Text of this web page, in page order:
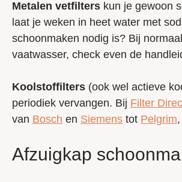
Metalen vetfilters kun je gewoon
laat je weken in heet water met
schoonmaken nodig is? Bij
vaatwasser, check even de
Koolstoffilters (ook wel actieve
periodiek vervangen. Bij Filter
van Bosch en Siemens tot Pelgrim,
Afzuigkap